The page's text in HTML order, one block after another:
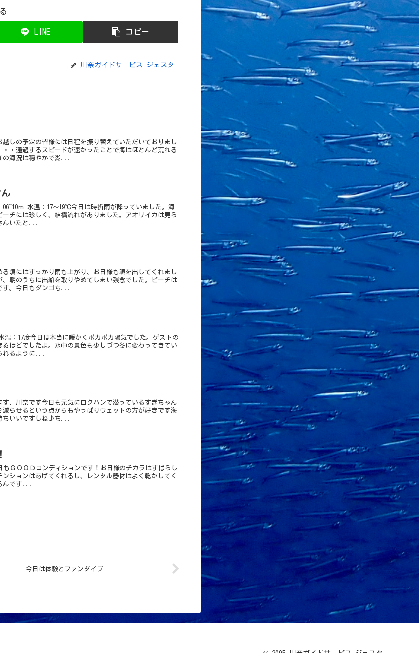
LINE コピー
川奈ガイドサービス ジェスター
しの予定の皆様には日程を振り替えていただいておりまし
・通過するスピードが速かったことで海はほとんど荒れる
の海況は穏やかで湖...
ｍ 水温：17～19℃今日は時折雨が降っていました。海
チには珍しく、結構流れがありました。アオリイカは見ら
んいたと...
頃にはすっかり雨も上がり、お日様も顔を出してくれまし
朝のうちに出船を取りやめてしまい残念でした。ビーチは
す。今日もダンゴち...
：17度今日は本当に暖かくポカポカ陽気でした。ゲストの
ほどでしたよ。水中の景色も少しづつ冬に変わってきてい
れるように...
、川奈です今日も元気にロクハンで潜っているすぎちゃん
らせるという点からもやっぱりウェットの方が好きです海
ちいいですしね♪ち...
ＧＯＯＤコンディションです！お日様のチカラはすばらし
ションはあげてくれるし、レンタル器材はよく乾かしてく
んです...
今日は体験とファンダイブ